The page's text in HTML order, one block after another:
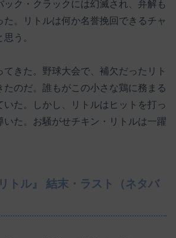
ック・クラックには幻滅され、弁解も
た。リトルは何か名誉挽回できるチャ
う。
てきた。野球大会で、補欠だったリト
たのだ。誰もがこの小さな鶏に務まる
いた。しかし、リトルはヒットを打っ
いた。お騒がせチキン・リトルは一躍
トル』 結末・ラスト（ネタバ